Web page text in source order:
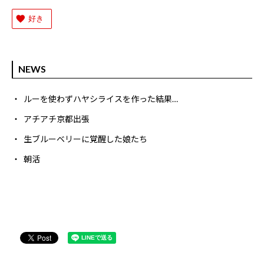
好き
NEWS
ルーを使わずハヤシライスを作った結果…
アチアチ京都出張
生ブルーベリーに覚醒した娘たち
朝活